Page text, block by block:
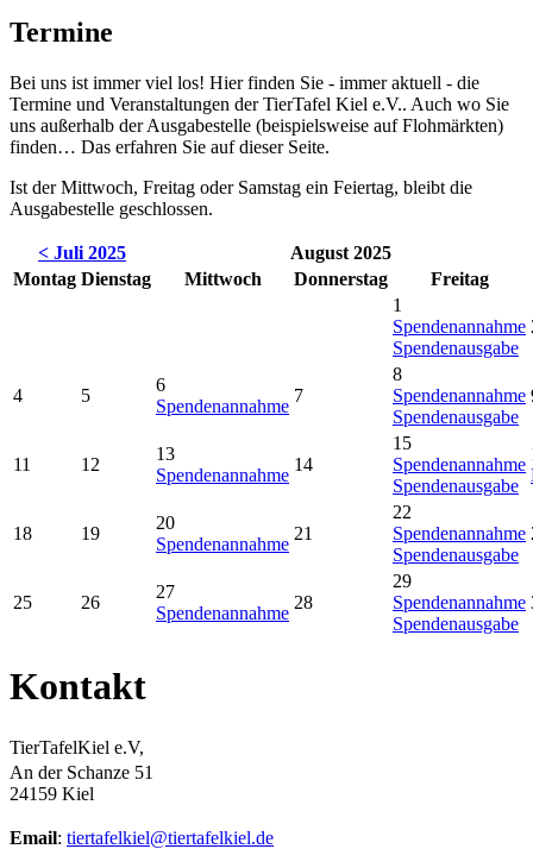
Termine
Bei uns ist immer viel los! Hier finden Sie - immer aktuell - die
Termine und Veranstaltungen der TierTafel Kiel e.V.. Auch wo Sie
uns außerhalb der Ausgabestelle (beispielsweise auf Flohmärkten)
finden… Das erfahren Sie auf dieser Seite.
Ist der Mittwoch, Freitag oder Samstag ein Feiertag, bleibt die
Ausgabestelle geschlossen.
< Juli 2025
August 2025
Montag Dienstag Mittwoch Donnerstag
Freitag
1
Spendenannahme
Spendenausgabe
4 5
6
Spendenannahme
7
8
Spendenannahme
Spendenausgabe
11 12
13
Spendenannahme
14
15
Spendenannahme
Spendenausgabe
18 19
20
Spendenannahme
21
22
Spendenannahme
Spendenausgabe
25 26
27
Spendenannahme
28
29
Spendenannahme
Spendenausgabe
Kontakt
TierTafelKiel e.V,
An der Schanze 51
24159 Kiel
Email: tiertafelkiel@tiertafelkiel.de